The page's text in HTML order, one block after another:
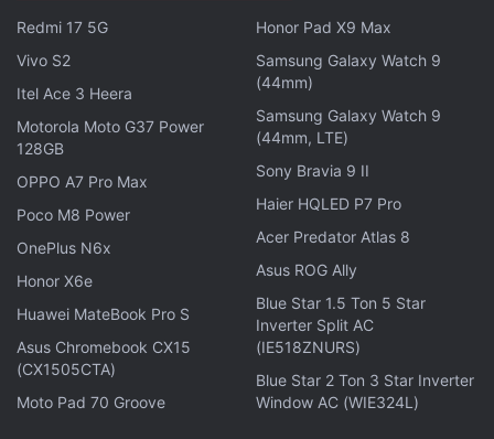
Redmi 17 5G
Vivo S2
Itel Ace 3 Heera
Motorola Moto G37 Power
128GB
OPPO A7 Pro Max
Poco M8 Power
OnePlus N6x
Honor X6e
Huawei MateBook Pro S
Asus Chromebook CX15
(CX1505CTA)
Moto Pad 70 Groove
Honor Pad X9 Max
Samsung Galaxy Watch 9
(44mm)
Samsung Galaxy Watch 9
(44mm, LTE)
Sony Bravia 9 II
Haier HQLED P7 Pro
Acer Predator Atlas 8
Asus ROG Ally
Blue Star 1.5 Ton 5 Star
Inverter Split AC
(IE518ZNURS)
Blue Star 2 Ton 3 Star Inverter
Window AC (WIE324L)